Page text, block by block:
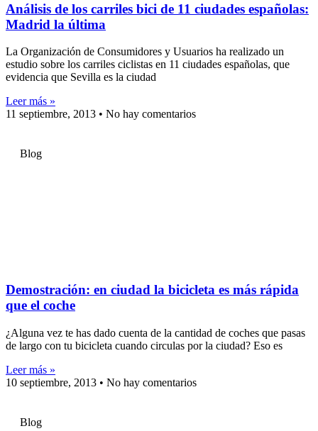
Análisis de los carriles bici de 11 ciudades españolas:
Madrid la última
La Organización de Consumidores y Usuarios ha realizado un
estudio sobre los carriles ciclistas en 11 ciudades españolas, que
evidencia que Sevilla es la ciudad
Leer más »
11 septiembre, 2013
No hay comentarios
Blog
Demostración: en ciudad la bicicleta es más rápida
que el coche
¿Alguna vez te has dado cuenta de la cantidad de coches que pasas
de largo con tu bicicleta cuando circulas por la ciudad? Eso es
Leer más »
10 septiembre, 2013
No hay comentarios
Blog